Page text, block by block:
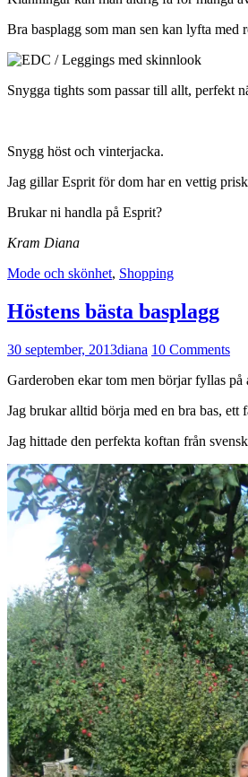
Bra basplagg som man sen kan lyfta med
Snygga tights som passar till allt, perfekt
Snygg höst och vinterjacka.
Jag gillar Esprit för dom har en vettig
Brukar ni handla på Esprit?
Kram Diana
Mode och skönhet, Shopping
Höstens bästa basplagg
30 september, 2013diana 10 Comments
Garderoben ekar tom men börjar fyllas
Jag brukar alltid börja med en bra bas, ett
Jag hittade den perfekta koftan från